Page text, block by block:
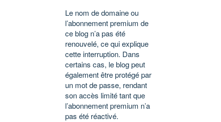
Le nom de domaine ou
l’abonnement premium de
ce blog n’a pas été
renouvelé, ce qui explique
cette interruption. Dans
certains cas, le blog peut
également être protégé par
un mot de passe, rendant
son accès limité tant que
l’abonnement premium n’a
pas été réactivé.